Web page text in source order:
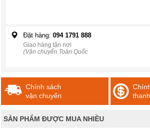
Đặt hàng: 094 1791 888
Giao hàng tận nơi
(Vận chuyển Toàn Quốc
Chính sách
vận chuyển
SẢN PHẨM ĐƯỢC MUA NHIỀU